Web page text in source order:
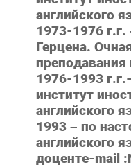
английского
1973-1976
Герцена.
1976-1993
институт
английского
1993 – по
английского
доцентe-mail